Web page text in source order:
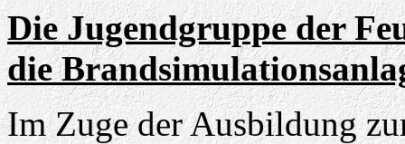
Die Jugendgruppe der
die
Im Zuge der Ausbildung